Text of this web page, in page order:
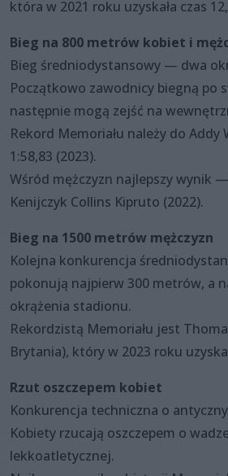
która w 2021 roku uzyskała czas
Bieg na 800 metrów kobiet i
Bieg średniodystansowy — dwa
Początkowo zawodnicy biegną po
następnie mogą zejść na
Rekord Memoriału należy do Addy
1:58,83 (2023).
Wśród mężczyzn najlepszy wynik
Kenijczyk Collins Kipruto (2022).
Bieg na 1500 metrów mężczyzn
Kolejna konkurencja
pokonują najpierw 300 metrów, a
okrążenia stadionu.
Rekordzistą Memoriału jest
Brytania), który w 2023 roku
Rzut oszczepem kobiet
Konkurencja techniczna o
Kobiety rzucają oszczepem o
lekkoatletycznej.